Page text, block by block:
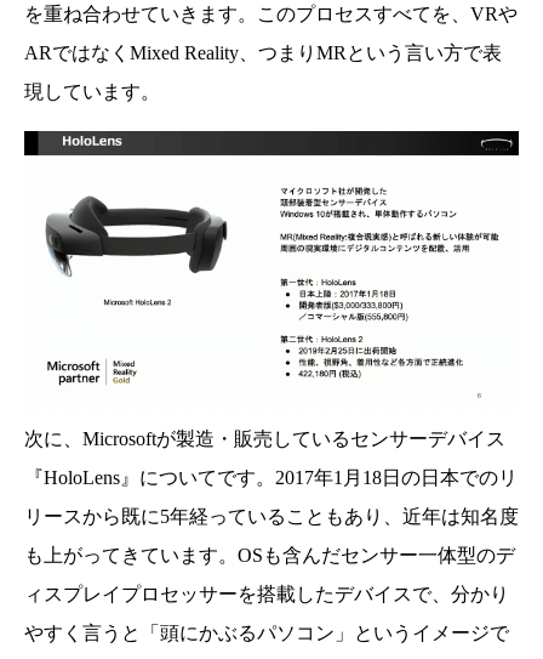
を重ね合わせていきます。このプロセスすべてを、VRや
ARではなくMixed Reality、つまりMRという言い方で表
現しています。
次に、Microsoftが製造・販売しているセンサーデバイス
『HoloLens』についてです。2017年1月18日の日本でのリ
リースから既に5年経っていることもあり、近年は知名度
も上がってきています。OSも含んだセンサー一体型のデ
ィスプレイプロセッサーを搭載したデバイスで、分かり
やすく言うと「頭にかぶるパソコン」というイメージで